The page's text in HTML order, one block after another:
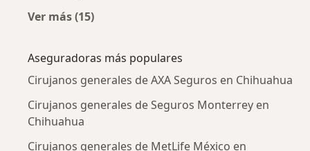
Ver más (15)
Aseguradoras más populares
Cirujanos generales de AXA Seguros en Chihuahua
Cirujanos generales de Seguros Monterrey en
Chihuahua
Cirujanos generales de MetLife México en